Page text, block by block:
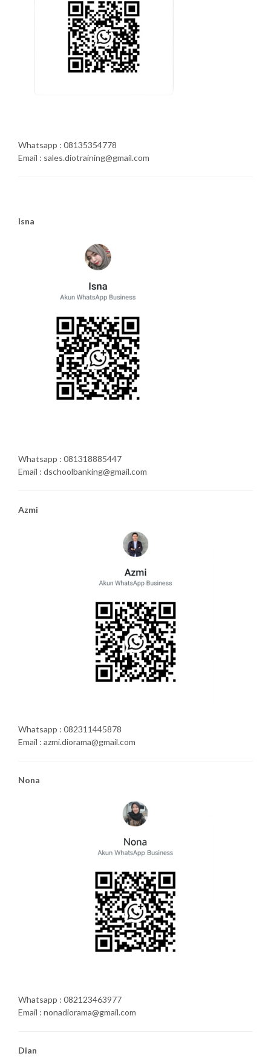
Whatsapp : 08135354778
Email : sales.diotraining@gmail.com
Isna
Whatsapp : 081318885447
Email : dschoolbanking@gmail.com
Azmi
Whatsapp : 082311445878
Email : azmi.diorama@gmail.com
Nona
Whatsapp : 082123463977
Email : nonadiorama@gmail.com
Dian